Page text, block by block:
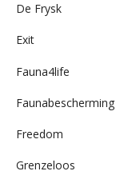
De Frysk
Exit
Fauna4life
Faunabescherming
Freedom
Grenzeloos